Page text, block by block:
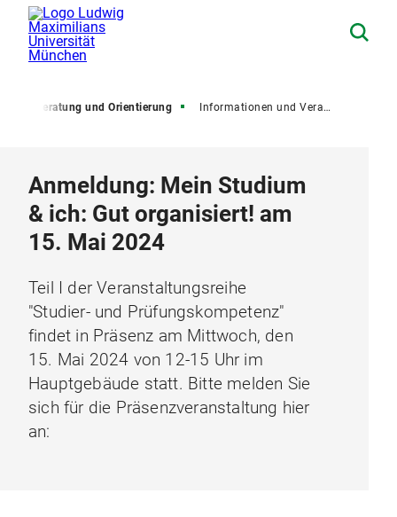
Beratung und Orientierung Informationen und Veranstaltungen
Anmeldung: Mein Studium
& ich: Gut organisiert! am
15. Mai 2024
Teil I der Veranstaltungsreihe
"Studier- und Prüfungskompetenz"
findet in Präsenz am Mittwoch, den
15. Mai 2024 von 12-15 Uhr im
Hauptgebäude statt. Bitte melden Sie
sich für die Präsenzveranstaltung hier
an: